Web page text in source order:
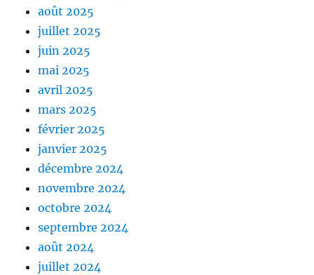
août 2025
juillet 2025
juin 2025
mai 2025
avril 2025
mars 2025
février 2025
janvier 2025
décembre 2024
novembre 2024
octobre 2024
septembre 2024
août 2024
juillet 2024